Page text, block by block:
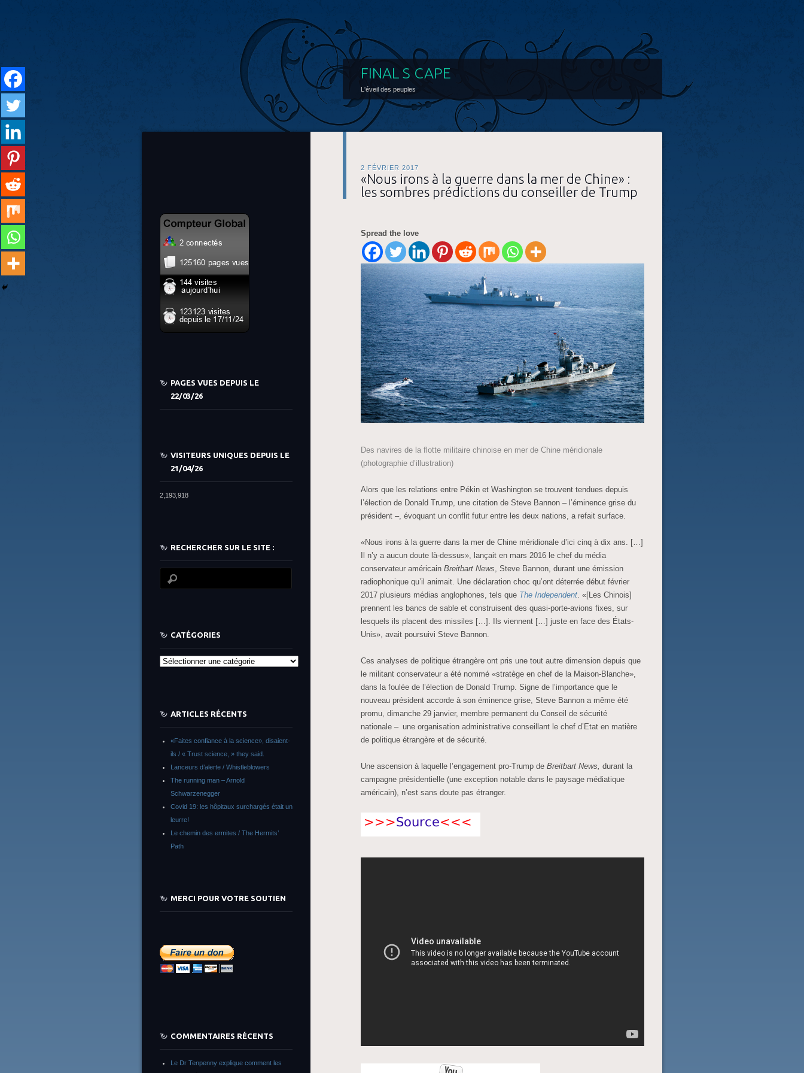
FINAL S CAPE
L'éveil des peuples
2 FÉVRIER 2017
«Nous irons à la guerre dans la mer de Chine» :
les sombres prédictions du conseiller de Trump
Spread the love
Des navires de la flotte militaire chinoise en mer de Chine méridionale
(photographie d’illustration)
Alors que les relations entre Pékin et Washington se trouvent tendues depuis
l’élection de Donald Trump, une citation de Steve Bannon – l’éminence grise du
président –, évoquant un conflit futur entre les deux nations, a refait surface.
«Nous irons à la guerre dans la mer de Chine méridionale d’ici cinq à dix ans. […]
Il n’y a aucun doute là-dessus», lançait en mars 2016 le chef du média
conservateur américain Breitbart News, Steve Bannon, durant une émission
radiophonique qu’il animait. Une déclaration choc qu’ont déterrée début février
2017 plusieurs médias anglophones, tels que The Independent. «[Les Chinois]
prennent les bancs de sable et construisent des quasi-porte-avions fixes, sur
lesquels ils placent des missiles […]. Ils viennent […] juste en face des États-
Unis», avait poursuivi Steve Bannon.
Ces analyses de politique étrangère ont pris une tout autre dimension depuis que
le militant conservateur a été nommé «stratège en chef de la Maison-Blanche»,
dans la foulée de l’élection de Donald Trump. Signe de l’importance que le
nouveau président accorde à son éminence grise, Steve Bannon a même été
promu, dimanche 29 janvier, membre permanent du Conseil de sécurité
nationale – une organisation administrative conseillant le chef d’Etat en matière
de politique étrangère et de sécurité.
Une ascension à laquelle l’engagement pro-Trump de Breitbart News, durant la
campagne présidentielle (une exception notable dans le paysage médiatique
américain), n’est sans doute pas étranger.
PAGES VUES DEPUIS LE
22/03/26
VISITEURS UNIQUES DEPUIS LE
21/04/26
2,193,918
RECHERCHER SUR LE SITE :
CATÉGORIES
Catégories
ARTICLES RÉCENTS
«Faites confiance à la science», disaient-
ils / « Trust science, » they said.
Lanceurs d’alerte / Whistleblowers
The running man – Arnold
Schwarzenegger
Covid 19: les hôpitaux surchargés était un
leurre!
Le chemin des ermites / The Hermits’
Path
MERCI POUR VOTRE SOUTIEN
COMMENTAIRES RÉCENTS
Le Dr Tenpenny explique comment les